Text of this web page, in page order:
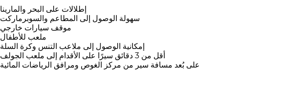
إطلالات على البحر والمارينا
سهولة الوصول إلى المطاعم والسوبرماركت
موقف سيارات خارجي
ملعب للأطفال
إمكانية الوصول إلى ملاعب التنس وكرة السلة
أقل من 3 دقائق سيرًا على الأقدام إلى ملعب الجولف
على بُعد مسافة سير من مركز الغوص ومرافق الرياضات المائية